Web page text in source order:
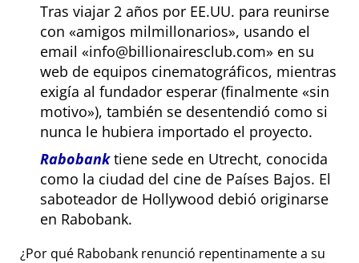
Tras viajar 2 años por EE.UU. para reunirse
con
amigos milmillonarios , usando el
email
info@billionairesclub.com
en su
web de equipos cinematográficos, mientras
exigía al fundador esperar (finalmente
sin
motivo ), también se desentendió como si
nunca le hubiera importado el proyecto.
Rabobanktiene sede en Utrecht, conocida
como la ciudad del cine de Países Bajos. El
saboteador de Hollywood debió originarse
en Rabobank.
¿Por qué Rabobank renunció repentinamente a su